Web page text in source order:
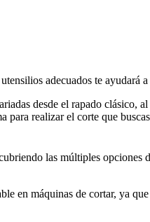
adecuados te ayudará
desde el rapado clásico,
para realizar el corte que
las múltiples
en máquinas de cortar, ya